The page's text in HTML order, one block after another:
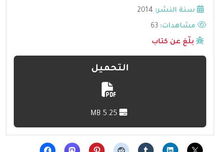
سنة النشر: 2014
مشاهدات:
بلّغ عن كتاب
التحميل